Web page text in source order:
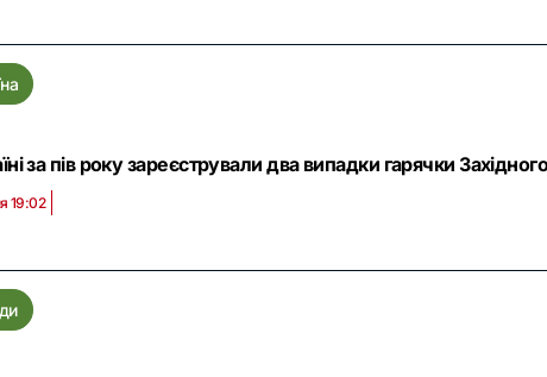
за пів року зареєстрували два випадки гарячки
19:02